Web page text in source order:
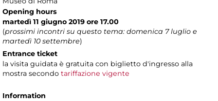
Opening hours
martedì 11 giugno 2019 ore 17.00
(prossimi incontri su questo tema: domenica 7 luglio e
martedì 10 settembre)
Entrance ticket
la visita guidata è gratuita con biglietto d'ingresso alla
mostra secondo tariffazione vigente
Information